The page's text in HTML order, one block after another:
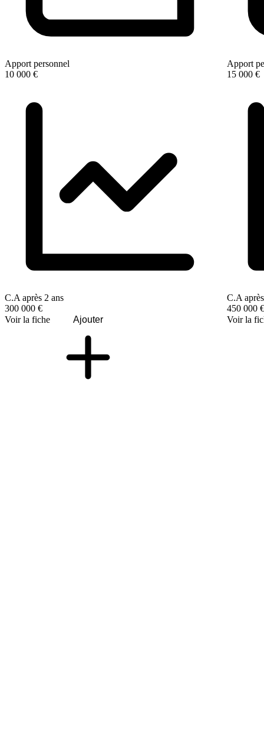
Apport personnel
10 000 €
C.A après 2 ans
300 000 €
Voir la fiche
Ajouter
Apport
15 000 €
C.A
450 000 €
Voir la